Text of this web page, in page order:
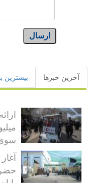
ارسال
آخرین خبرها بیشترین